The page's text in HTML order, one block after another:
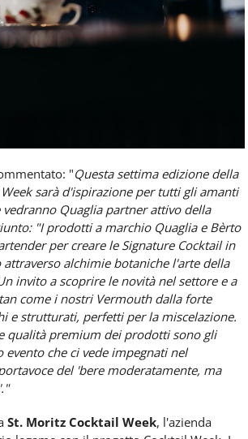
"Questa settima edizione della
sarà d'ispirazione per tutti gli amanti
Quaglia partner attivo della
"I prodotti a marchio Quaglia e Bèrto
per creare le Signature Cocktail in
attraverso alchimie botaniche l'arte della
invito a scoprire le novità nel settore e a
come i nostri Vermouth dalla forte
e strutturati, perfetti per la miscelazione.
qualità premium dei prodotti sono gli
che ci vede impegnati nel
del 'bere moderatamente, ma
St. Moritz Cocktail Week, l'azienda